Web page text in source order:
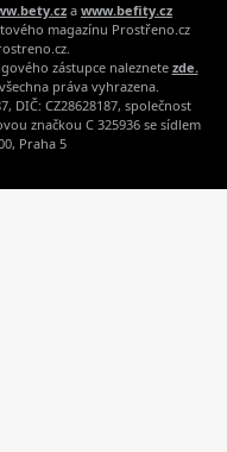
a www.befity.cz
magazínu Prostřeno.cz
zástupce naleznete zde.
práva vyhrazena.
DIČ: CZ28628187, společnost
značkou C 325936 se sídlem
Praha 5